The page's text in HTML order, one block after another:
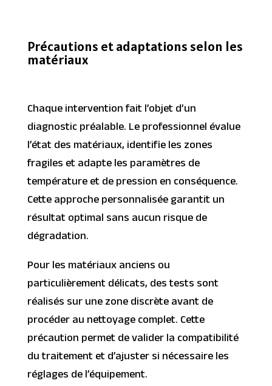
Précautions et adaptations selon les
matériaux
Chaque intervention fait l’objet d’un
diagnostic préalable. Le professionnel évalue
l’état des matériaux, identifie les zones
fragiles et adapte les paramètres de
température et de pression en conséquence.
Cette approche personnalisée garantit un
résultat optimal sans aucun risque de
dégradation.
Pour les matériaux anciens ou
particulièrement délicats, des tests sont
réalisés sur une zone discrète avant de
procéder au nettoyage complet. Cette
précaution permet de valider la compatibilité
du traitement et d’ajuster si nécessaire les
réglages de l’équipement.